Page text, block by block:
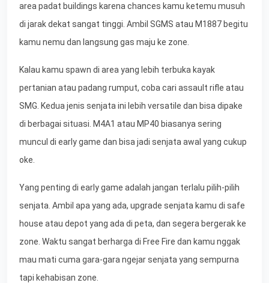
area padat buildings karena chances kamu ketemu musuh
di jarak dekat sangat tinggi. Ambil SGMS atau M1887 begitu
kamu nemu dan langsung gas maju ke zone.
Kalau kamu spawn di area yang lebih terbuka kayak
pertanian atau padang rumput, coba cari assault rifle atau
SMG. Kedua jenis senjata ini lebih versatile dan bisa dipake
di berbagai situasi. M4A1 atau MP40 biasanya sering
muncul di early game dan bisa jadi senjata awal yang cukup
oke.
Yang penting di early game adalah jangan terlalu pilih-pilih
senjata. Ambil apa yang ada, upgrade senjata kamu di safe
house atau depot yang ada di peta, dan segera bergerak ke
zone. Waktu sangat berharga di Free Fire dan kamu nggak
mau mati cuma gara-gara ngejar senjata yang sempurna
tapi kehabisan zone.